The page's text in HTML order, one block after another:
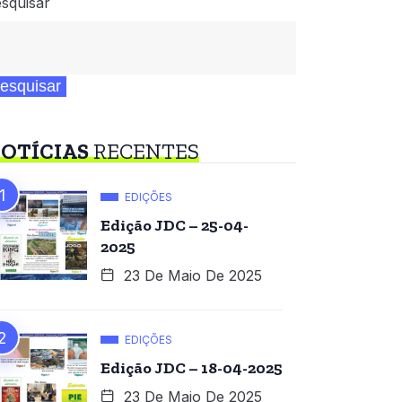
RECENTES
EDIÇÕES
Edição JDC – 25-04-
2025
23 De Maio De 2025
EDIÇÕES
Edição JDC – 18-04-2025
23 De Maio De 2025